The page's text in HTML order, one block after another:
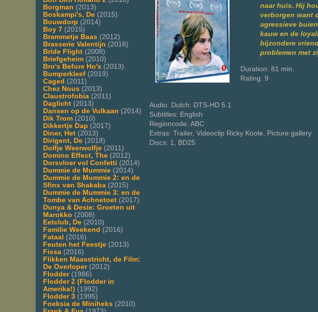
Borgman (2013)
Boskampi's, De (2015)
Bouwdorp (2014)
Boy 7 (2015)
Brammetje Baas (2012)
Brasserie Valentijn (2016)
Bride Flight (2008)
Briefgeheim (2010)
Bro's Before Ho's (2013)
Bumperkleef (2019)
Caged (2011)
Chez Nous (2013)
Claustrofobia (2011)
Daglicht (2013)
Dansen op de Vulkaan (2014)
Dik Trom (2010)
Dikkertje Dap (2017)
Diner, Het (2013)
Dirigent, De (2018)
Dolfje Weerwolfje (2011)
Domino Effect, The (2012)
Dorsvloer vol Confetti (2014)
Dummie de Mummie (2014)
Dummie de Mummie 2: en de
Sfinx van Shakaba (2015)
Dummie de Mummie 3: en de
Tombe van Achnetoet (2017)
Dunya & Desie: Groeten uit
Marokko (2008)
Eetclub, De (2010)
Familie Weekend (2016)
Fataal (2016)
Feuten het Feestje (2013)
Fissa (2016)
Flikken Maasstricht, de Film:
De Overloper(2012)
Flodder(1986)
Flodder 2 (Flodder in
Amerika!) (1992)
Flodder 3 (1995)
Foeksia de Miniheks (2010)
naar huis. Hij
verborgen want
agressieve
kauw en de
bijzondere
problemen met
Duration: 81 min.
Rating: 9
Audio: Dutch: DTS-HD 5.1
Subtitles: English
Regioncode: ABC
Extras: Trailer, Videoclip Ricky Koole, Picture gallery
Discs: 1, BD25